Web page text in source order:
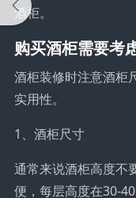
酒柜。
购买酒柜需要考
酒柜装修时注意酒柜
实用性。
1、酒柜尺寸
通常来说酒柜高度不
便，每层高度在30-